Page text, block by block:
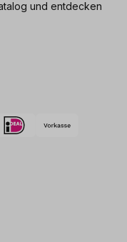
und entdecken